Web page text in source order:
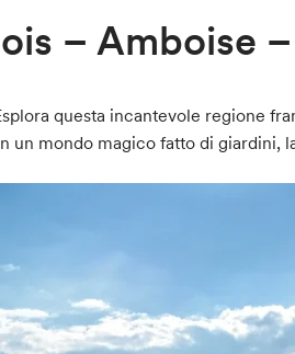
– Amboise
questa incantevole regione
mondo magico fatto di giardini,